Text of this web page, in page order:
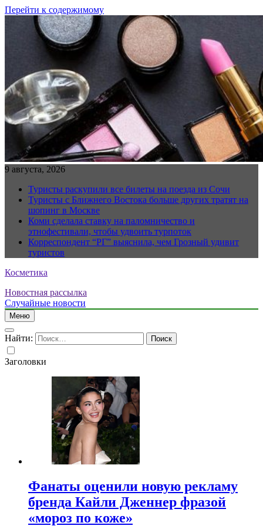
Перейти к содержимому
9 августа, 2026
Туристы раскупили все билеты на поезда из Сочи
Туристы с Ближнего Востока больше других тратят на
шопинг в Москве
Коми сделала ставку на паломничество и
этнофестивали, чтобы удвоить турпоток
Корреспондент “РГ” выяснила, чем Грозный удивит
туристов
Косметика
Новостная рассылка
Случайные новости
Меню
Найти:
Заголовки
Фанаты оценили новую рекламу
бренда Кайли Дженнер фразой
«мороз по коже»